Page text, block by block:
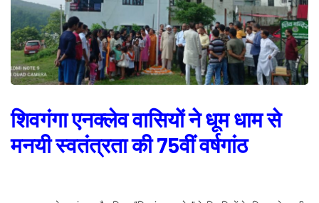
शिवगंगा एनक्लेव वासियों ने धूम धाम से
मनयी स्वतंत्रता की 75वीं वर्षगांठ